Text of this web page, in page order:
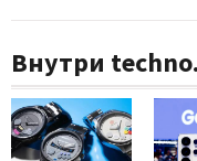
Внутри